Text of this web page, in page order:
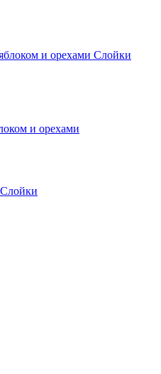
Слойки
и орехами
Слойки